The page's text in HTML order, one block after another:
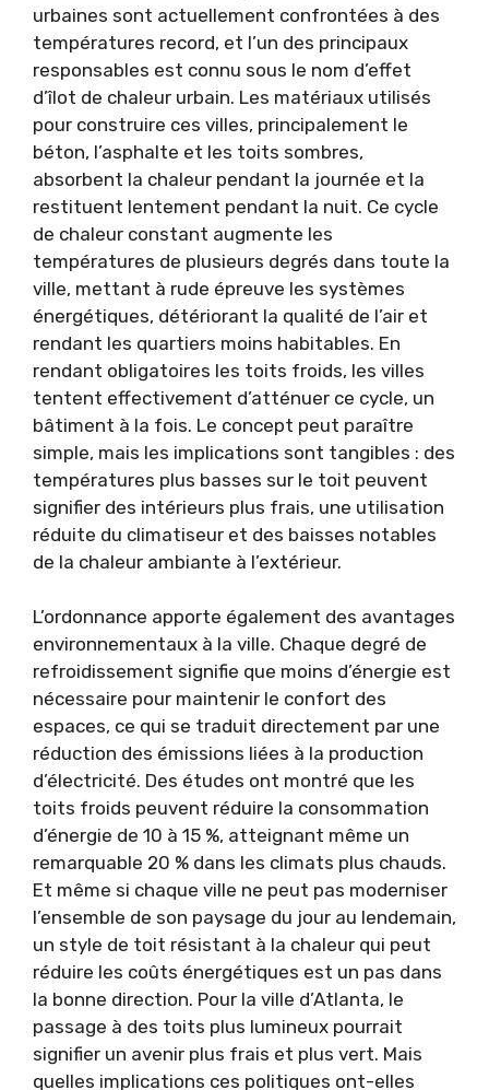
urbaines sont actuellement confrontées à des
températures record, et l’un des principaux
responsables est connu sous le nom d’effet
d’îlot de chaleur urbain. Les matériaux utilisés
pour construire ces villes, principalement le
béton, l’asphalte et les toits sombres,
absorbent la chaleur pendant la journée et la
restituent lentement pendant la nuit. Ce cycle
de chaleur constant augmente les
températures de plusieurs degrés dans toute la
ville, mettant à rude épreuve les systèmes
énergétiques, détériorant la qualité de l’air et
rendant les quartiers moins habitables. En
rendant obligatoires les toits froids, les villes
tentent effectivement d’atténuer ce cycle, un
bâtiment à la fois. Le concept peut paraître
simple, mais les implications sont tangibles : des
températures plus basses sur le toit peuvent
signifier des intérieurs plus frais, une utilisation
réduite du climatiseur et des baisses notables
de la chaleur ambiante à l’extérieur.
L’ordonnance apporte également des avantages
environnementaux à la ville. Chaque degré de
refroidissement signifie que moins d’énergie est
nécessaire pour maintenir le confort des
espaces, ce qui se traduit directement par une
réduction des émissions liées à la production
d’électricité. Des études ont montré que les
toits froids peuvent réduire la consommation
d’énergie de 10 à 15 %, atteignant même un
remarquable 20 % dans les climats plus chauds.
Et même si chaque ville ne peut pas moderniser
l’ensemble de son paysage du jour au lendemain,
un style de toit résistant à la chaleur qui peut
réduire les coûts énergétiques est un pas dans
la bonne direction. Pour la ville d’Atlanta, le
passage à des toits plus lumineux pourrait
signifier un avenir plus frais et plus vert. Mais
quelles implications ces politiques ont-elles